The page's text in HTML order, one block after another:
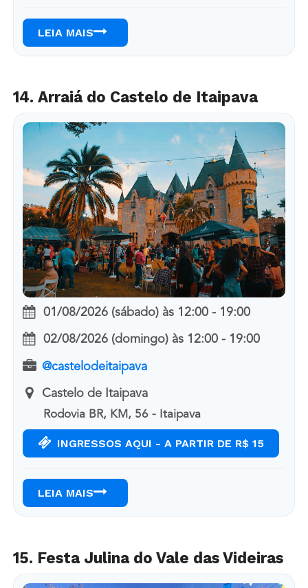
LEIA MAIS
14. Arraiá do Castelo de Itaipava
01/08/2026 (sábado) às 12:00 - 19:00
02/08/2026 (domingo) às 12:00 - 19:00
@castelodeitaipava
Castelo de Itaipava
Rodovia BR, KM, 56 - Itaipava
INGRESSOS AQUI - A PARTIR DE R$ 15
LEIA MAIS
15. Festa Julina do Vale das Videiras